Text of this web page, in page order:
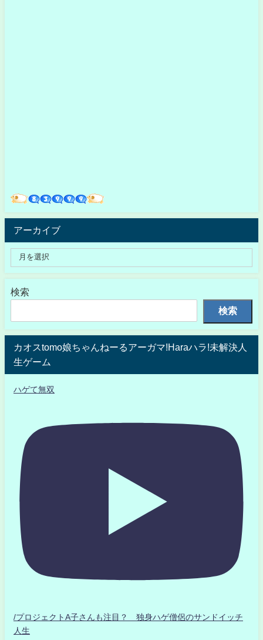
アーカイブ
検索
検索
カオスtomo娘ちゃんねーるアーガマ!Haraハラ!未解決人
生ゲーム
ハゲて無双
/プロジェクトA子さんも注目？ 独身ハゲ僧侶のサンドイッチ
人生